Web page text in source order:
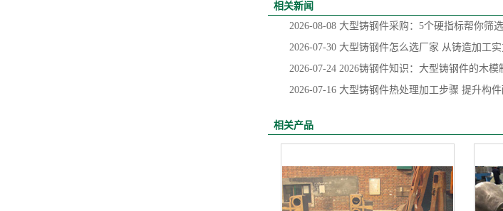
相关新闻
2026-08-08 大型铸钢件采购：5个硬指标帮你筛
2026-07-30 大型铸钢件怎么选厂家 从铸造加工
2026-07-24 2026铸钢件知识：大型铸钢件的木模
2026-07-16 大型铸钢件热处理加工步骤 提升构
相关产品